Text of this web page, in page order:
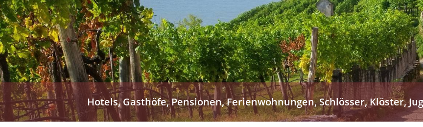
Hotels, Gasthöfe, Pensionen, Ferienwohnungen, Schlösser, Klöster,